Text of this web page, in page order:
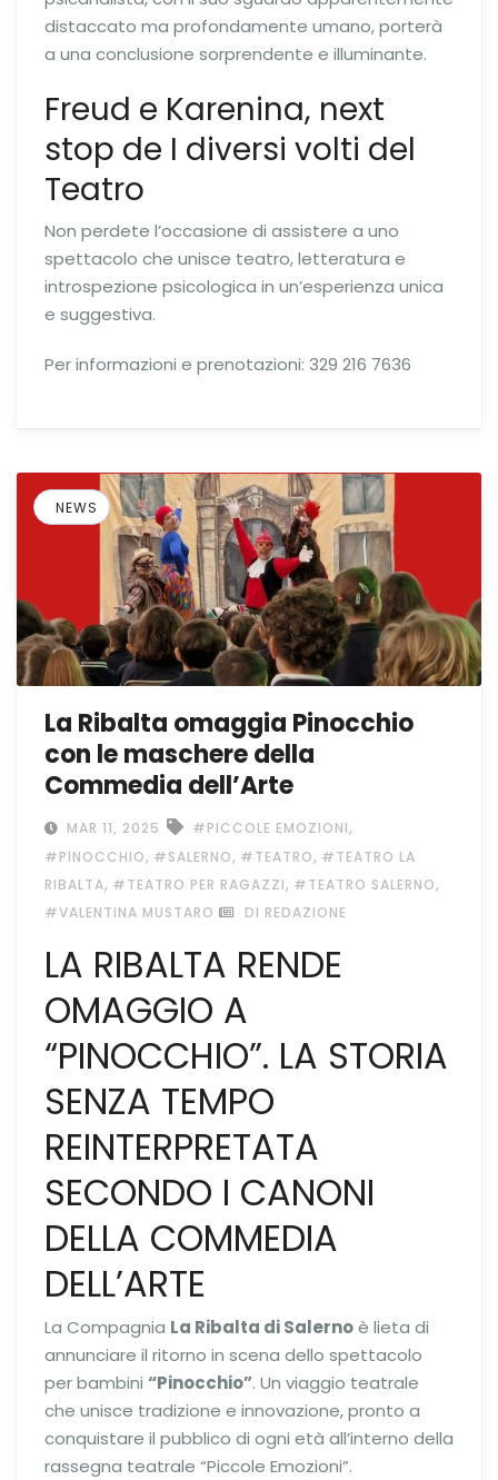
distaccato ma profondamente umano, porterà
a una conclusione sorprendente e illuminante.
Freud e Karenina, next
stop de I diversi volti del
Teatro
Non perdete l’occasione di assistere a uno
spettacolo che unisce teatro, letteratura e
introspezione psicologica in un’esperienza unica
e suggestiva.
Per informazioni e prenotazioni: 329 216 7636
NEWS
La Ribalta omaggia Pinocchio
con le maschere della
Commedia dell’Arte
MAR 11, 2025 #PICCOLE EMOZIONI,
#PINOCCHIO, #SALERNO, #TEATRO, #TEATRO LA
RIBALTA, #TEATRO PER RAGAZZI, #TEATRO SALERNO,
#VALENTINA MUSTARO DI REDAZIONE
LA RIBALTA RENDE
OMAGGIO A
“PINOCCHIO”. LA STORIA
SENZA TEMPO
REINTERPRETATA
SECONDO I CANONI
DELLA COMMEDIA
DELL’ARTE
La Compagnia La Ribalta di Salernoè lieta di
annunciare il ritorno in scena dello spettacolo
per bambini “Pinocchio”. Un viaggio teatrale
che unisce tradizione e innovazione, pronto a
conquistare il pubblico di ogni età all’interno della
rassegna teatrale “Piccole Emozioni”.